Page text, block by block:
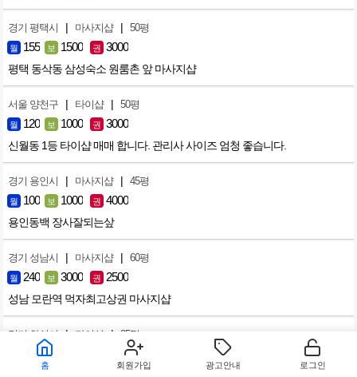
경기 평택시 | 마사지샵 | 50평
월 155 보 1500 권 3000
평택 동삭동 삼성숙소 원룸촌 앞 마사지샵
서울 양천구 | 타이샵 | 50평
월 120 보 1000 권 3000
신월동 1등 타이샵 매매 합니다. 관리사 사이즈 엄청 좋습니다.
경기 용인시 | 마사지샵 | 45평
월 100 보 1000 권 4000
용인동백 장사잘되는샆
경기 성남시 | 마사지샵 | 60평
월 240 보 3000 권 2500
성남 모란역 먹자최고상권 마사지샵
경기 화성시 | 타이샵 | 35평
100 보 2500
홈 회원가입 광고안내 로그인